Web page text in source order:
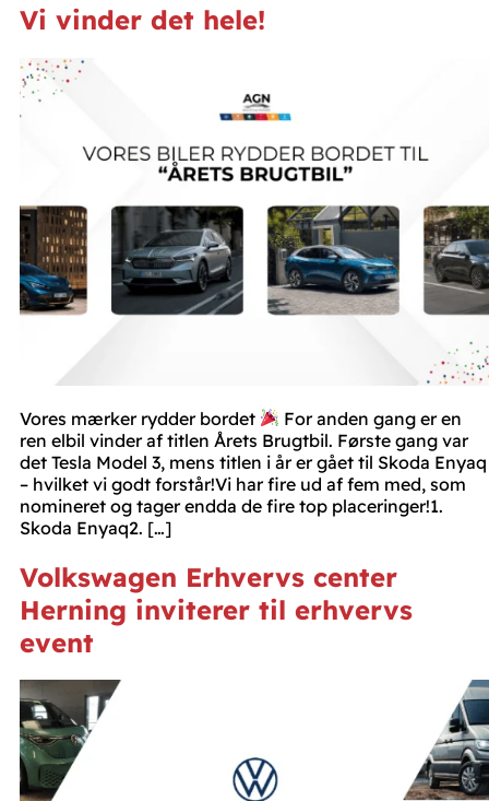
Vi vinder det hele!
Vores mærker rydder bordet
For anden gang er en
ren elbil vinder af titlen Årets Brugtbil. Første gang var
det Tesla Model 3, mens titlen i år er gået til Skoda Enyaq
– hvilket vi godt forstår!Vi har fire ud af fem med, som
nomineret og tager endda de fire top placeringer!1.
Skoda Enyaq2. […]
Volkswagen Erhvervs center
Herning inviterer til erhvervs
event